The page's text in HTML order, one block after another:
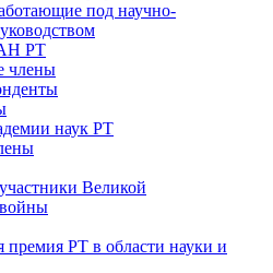
под научно-
РТ
члены
наук РТ
Великой
премия РТ в области науки и